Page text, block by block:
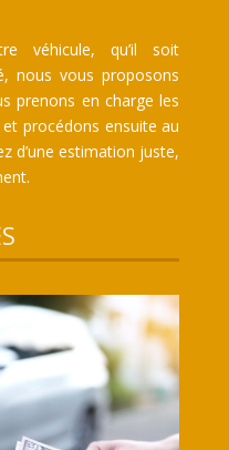
véhicule, qu’il soit
nous vous proposons
prenons en charge les
procédons ensuite au
d’une estimation juste,